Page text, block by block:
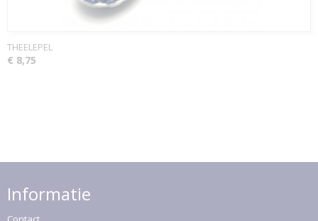
THEELEPEL
€ 8,75
Informatie